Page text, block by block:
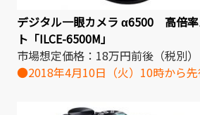
デジタル一眼カメラ α6500 高倍
ト「ILCE-6500M」
市場想定価格：18万円前後（税別）
●2018年4月10日（火）10時から先